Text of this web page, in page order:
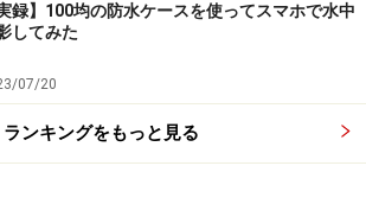
のある被写体を止めて撮るのか多少動
写真にするのかという点です
その場の光の写り方も変化しますか
を考えて使い分けます。
実録】100均の防水ケースを使ってスマホで水中
してみた
07/20
ランキングをもっと見る